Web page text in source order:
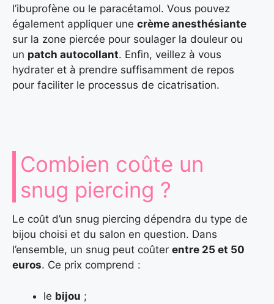
l’ibuprofène ou le paracétamol. Vous pouvez
également appliquer une crème anesthésiante
sur la zone piercée pour soulager la douleur ou
un patch autocollant. Enfin, veillez à vous
hydrater et à prendre suffisamment de repos
pour faciliter le processus de cicatrisation.
Combien coûte un
snug piercing ?
Le coût d’un snug piercing dépendra du type de
bijou choisi et du salon en question. Dans
l’ensemble, un snug peut coûter entre 25 et 50
euros. Ce prix comprend :
le bijou ;